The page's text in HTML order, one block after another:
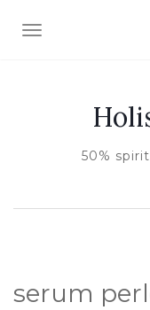
AFFICHER/
50%
serum